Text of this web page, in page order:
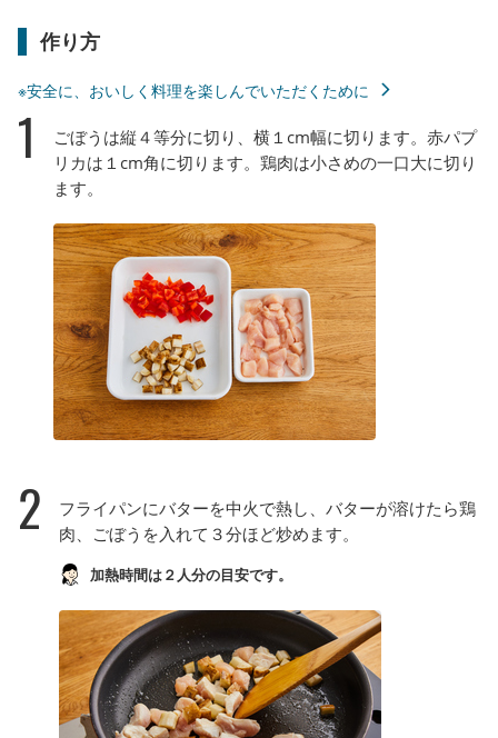
作り方
※安全に、おいしく料理を楽しんでいただくために
1
ごぼうは縦４等分に切り、横１cm幅に切ります。赤パプ
リカは１cm角に切ります。鶏肉は小さめの一口大に切り
ます。
2
フライパンにバターを中火で熱し、バターが溶けたら鶏
肉、ごぼうを入れて３分ほど炒めます。
加熱時間は２人分の目安です。